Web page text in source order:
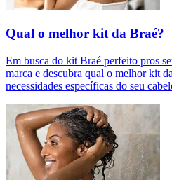
Qual o melhor kit da Braé?
Em busca do kit Braé perfeito pros
marca e descubra qual o melhor kit
necessidades específicas do seu